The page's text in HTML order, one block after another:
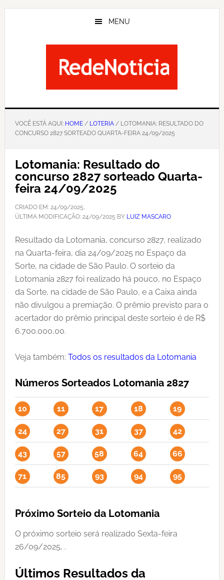
Skip
MENU
VOCÊ ESTÁ AQUI: HOME/ LOTERIA/ LOTOMANIA: RESULTADO DO
CONCURSO 2827 SORTEADO QUARTA-FEIRA 24/09/2025
Lotomania: Resultado do
concurso 2827 sorteado Quarta-
feira 24/09/2025
CRIADO EM: 24/09/2025,
ÚLTIMA MODIFICAÇÃO: 24/09/2025 BY LUIZ MASCARO
Resultado da Lotomania, concurso 2827, realizado
na Quarta-feira, dia 24/09/2025 no Espaço da
Sorte, na cidade de São Paulo. O sorteio da
Lotomania 2827 foi realizado há pouco, no Espaço
da Sorte, na cidade de São Paulo, e a Caixa ainda
não divulgou a premiação. O prêmio previsto para o
acertador do prêmio principal deste sorteio é de R$
6.700.000,00.
Veja também: Todos os resultados da Lotomania
Números Sorteados Lotomania 2827
10 11 17 18 19
24 27 31 37 42
43 57 58 64 66
71 85 93 94 95
Próximo Sorteio da Lotomania
O próximo sorteio será realizado Sexta-feira
26/09/2025, .
Últimos Resultados da